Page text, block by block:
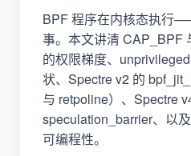
BPF 程序在内核态执行
事。本文讲清 CAP_BPF
的权限梯度、
状、Spectre v2 的
与 retpoline）、Spectre
speculation_barrier、以
可编程性。